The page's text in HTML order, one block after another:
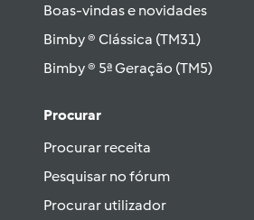
Boas-vindas e novidades
Bimby ® Clássica (TM31)
Bimby ® 5ª Geração (TM5)
Procurar
Procurar receita
Pesquisar no fórum
Procurar utilizador